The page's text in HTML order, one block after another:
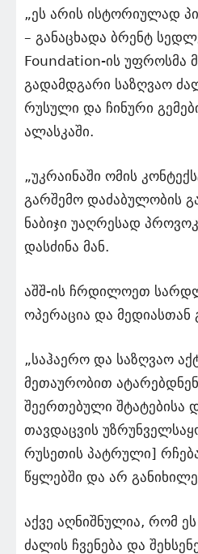
„ეს არის ისტორიულად
– განაცხადა ბრენტ
Foundation-ის უფროსმა
გადამდგარი საზღვაო
რუსული და ჩინური
ალასკაში.
„უკრაინაში ომის
გარშემო დაძაბულობის
ნაბიჯი უაღრესად
დასძინა მან.
აშშ-ის ჩრდილოეთ
ოპერაცია და მედიასთან
„საჰაერო და საზღვაო
მეთაურობით
შეერთებული შტატებისა
თავდაცვის
რუსეთის პატრული]
წყლებში და არ
აქვე აღნიშნულია, რომ
ძალის ჩვენება და